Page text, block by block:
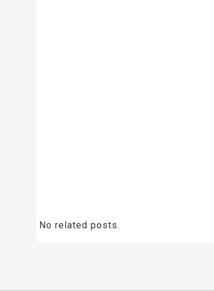
No related posts.